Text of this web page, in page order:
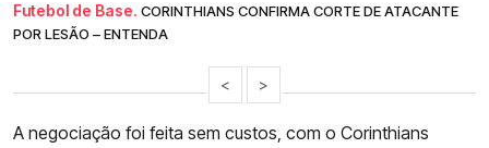
Futebol de Base. CORINTHIANS CONFIRMA CORTE DE ATACANTE
POR LESÃO – ENTENDA
< >
A negociação foi feita sem custos, com o Corinthians